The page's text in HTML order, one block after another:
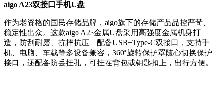
aigo A23双接口手机U盘
作为老资格的国民存储品牌，aigo旗下的存储产品品控严苛、
稳定性出众。这款aigo A23金属U盘采用高强度金属机身打
造，防刮耐磨、抗摔抗压，配备USB+Type-C双接口，支持手
机、电脑、车载等多设备兼容，360°旋转保护罩随心切换保护
接口，还配备防丢挂孔，可挂在背包或钥匙扣上，出行方便。